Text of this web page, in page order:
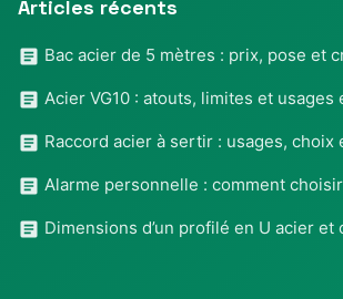
Articles récents
Bac acier de 5 mètres : prix, pose et
Acier VG10 : atouts, limites et usages
Raccord acier à sertir : usages, choix
Alarme personnelle : comment
Dimensions d’un profilé en U acier